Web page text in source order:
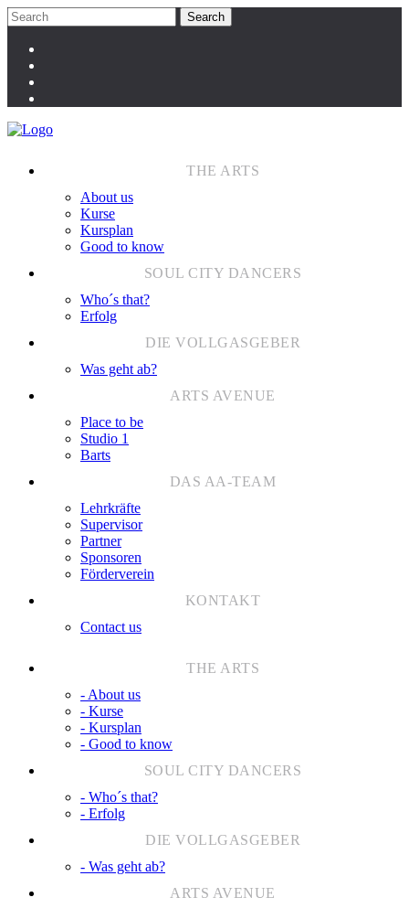
About us
Kurse
Kursplan
Good to know
Who´s that?
Erfolg
Was geht ab?
Place to be
Studio 1
Barts
Lehrkräfte
Supervisor
Partner
Sponsoren
Förderverein
Contact us
- About us
- Kurse
- Kursplan
- Good to know
- Who´s that?
- Erfolg
- Was geht ab?